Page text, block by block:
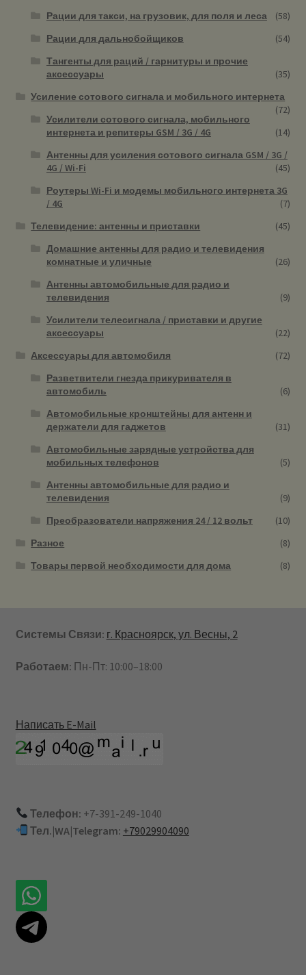
Рации для такси, на грузовик, для поля и леса
(58)
Рации для дальнобойщиков
(54)
Тангенты для раций / гарнитуры и прочие
аксессуары
(35)
Усиление сотового сигнала и мобильного интернета
(72)
Усилители сотового сигнала, мобильного
интернета и репитеры GSM / 3G / 4G
(14)
Антенны для усиления сотового сигнала GSM / 3G /
4G / Wi-Fi
(45)
Роутеры Wi-Fi и модемы мобильного интернета 3G
/ 4G
(7)
Телевидение: антенны и приставки
(45)
Домашние антенны для радио и телевидения
комнатные и уличные
(26)
Антенны автомобильные для радио и
телевидения
(9)
Усилители телесигнала / приставки и другие
аксессуары
(22)
Аксессуары для автомобиля
(72)
Разветвители гнезда прикуривателя в
автомобиль
(6)
Автомобильные кронштейны для антенн и
держатели для гаджетов
(31)
Автомобильные зарядные устройства для
мобильных телефонов
(5)
Антенны автомобильные для радио и
телевидения
(9)
Преобразователи напряжения 24 / 12 вольт
(10)
Разное
(8)
Товары первой необходимости для дома
(8)
Системы Связи: г. Красноярск, ул. Весны, 2
Работаем: Пн-Пт: 10:00–18:00
Написать E-Mail
Телефон: +7-391-249-1040
Тел.|WA|Telegram: +79029904090